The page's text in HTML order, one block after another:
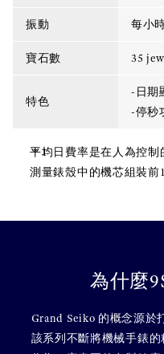
振動 每小
寶石數 35
特色
-日期
-停秒
平均日費率是在人為控
測量錶殼中的機芯組裝前
為什麼
Grand Seiko 的概念源於
該系列不斷將機械手錶的